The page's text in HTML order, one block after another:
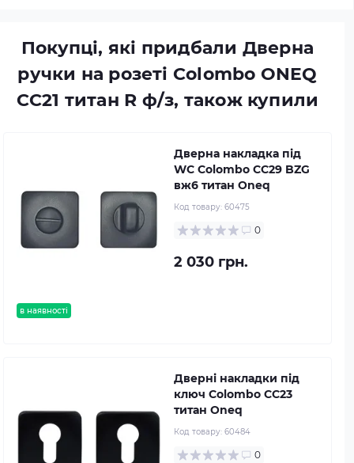
Покупці, які придбали Дверна
ручки на розеті Colombo ONEQ
CC21 титан R ф/з, також купили
в наявності
Дверна накладка під
WC Colombo CC29 BZG
вж6 титан Oneq
Код товару: 60475
0
2 030 грн.
Дверні накладки під
ключ Colombo CC23
титан Oneq
Код товару: 60484
0